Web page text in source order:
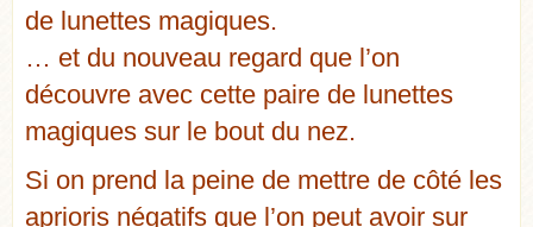
de lunettes magiques.
… et du nouveau regard que l’on
découvre avec cette paire de lunettes
magiques sur le bout du nez.
Si on prend la peine de mettre de côté les
aprioris négatifs que l’on peut avoir sur